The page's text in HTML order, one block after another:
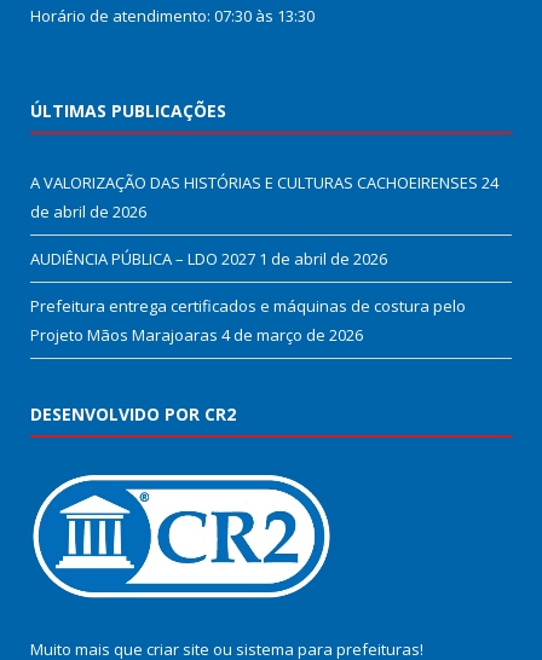
Horário de atendimento: 07:30 às 13:30
ÚLTIMAS PUBLICAÇÕES
A VALORIZAÇÃO DAS HISTÓRIAS E CULTURAS CACHOEIRENSES 24
de abril de 2026
AUDIÊNCIA PÚBLICA – LDO 2027 1 de abril de 2026
Prefeitura entrega certificados e máquinas de costura pelo
Projeto Mãos Marajoaras 4 de março de 2026
DESENVOLVIDO POR CR2
Muito mais que criar site ou sistema para prefeituras!